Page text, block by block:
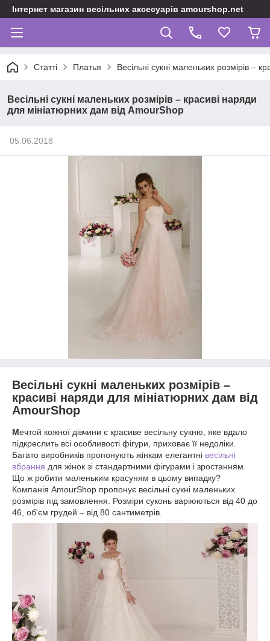
Інтернет магазин весільних аксесуарів amourshop.net
Статті Платья Весільні сукні маленьких розмірів –
Весільні сукні маленьких розмірів – красиві наряди
для мініатюрних дам від AmourShop
05.06.2018
Весільні сукні маленьких розмірів –
красиві наряди для мініатюрних дам від
AmourShop
Мечтой кожної дівчини є красиве весільну сукню, яке вдало
підкреслить всі особливості фігури, приховає її недоліки.
Багато виробників пропонують жінкам елегантні весільні
вбрання для жінок зі стандартними фігурами і зростанням.
Що ж робити маленьким красуням в цьому випадку?
Компанія AmourShop пропонує весільні сукні маленьких
розмірів під замовлення. Розміри суконь варіюються від 40 до
46, об'єм грудей – від 80 сантиметрів.